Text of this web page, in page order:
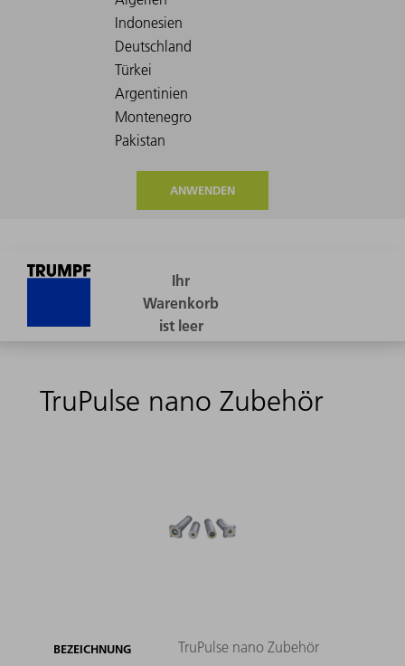
ANWENDEN
TruPulse nano Zubehör
BEZEICHNUNG TruPulse nano Zubehör